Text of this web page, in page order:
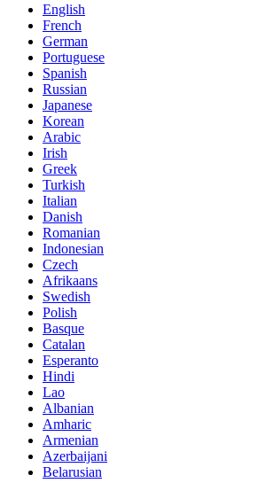
English
French
German
Portuguese
Spanish
Russian
Japanese
Korean
Arabic
Irish
Greek
Turkish
Italian
Danish
Romanian
Indonesian
Czech
Afrikaans
Swedish
Polish
Basque
Catalan
Esperanto
Hindi
Lao
Albanian
Amharic
Armenian
Azerbaijani
Belarusian